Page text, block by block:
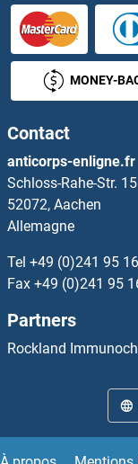
HILS1 Anticorps
HINFP Anticorps
HINT1 Anticorps
HINT2 Anticorps
HINT3 Anticorps
HIP1 Anticorps
HIP1R Anticorps
HIPK1 Anticorps
HIPK3 Anticorps
MONEY-
Contact
anticorps-enligne.fr
Schloss-Rahe-Str. 15
52072, Aachen
Allemagne
Tel +49 (0)241 95
Fax +49 (0)241 95
Partners
Rockland